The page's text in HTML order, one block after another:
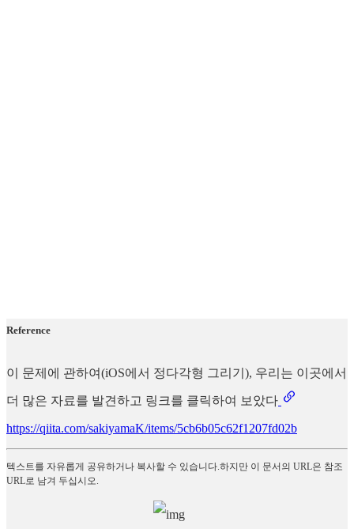
Reference
이 문제에 관하여(iOS에서 정다각형 그리기), 우리는 이곳에서
더 많은 자료를 발견하고 링크를 클릭하여 보았다
https://qiita.com/sakiyamaK/items/5cb6b05c62f1207fd02b
텍스트를 자유롭게 공유하거나 복사할 수 있습니다.하지만 이 문서의 URL은 참조
URL로 남겨 두십시오.